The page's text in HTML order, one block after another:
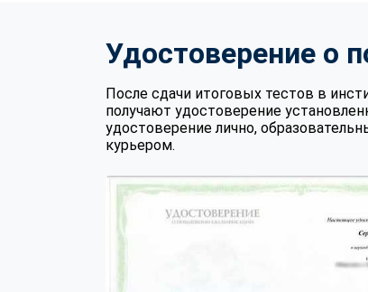
Удостоверение о
После сдачи итоговых тестов в
получают удостоверение
удостоверение лично,
курьером.